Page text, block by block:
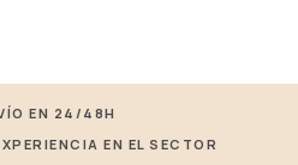
EN 24/48H
EN EL SECTOR